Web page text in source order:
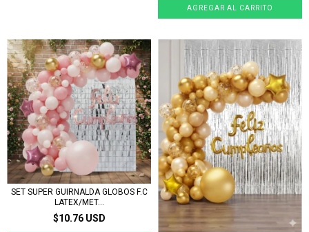
SET SUPER GUIRNALDA GLOBOS F.C
LATEX/MET...
$10.76 USD